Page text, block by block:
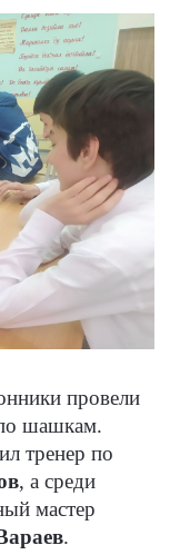
провели
шашкам.
тренер по
, а среди
мастер
.